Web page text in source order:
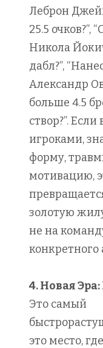
Леброн
25.5 очков?”,
Никола
дабл?”,
Александр
больше 4.5
створ?”.
игроками,
форму,
мотивацию,
золотую
не на
конкретного
4. Новая
Это самый
это место, где